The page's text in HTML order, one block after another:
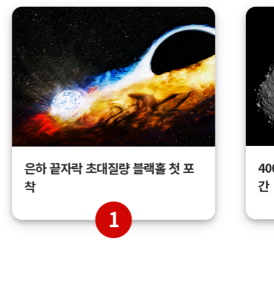
은하 끝자락 초대질량 블랙홀 첫 포
착
1
간